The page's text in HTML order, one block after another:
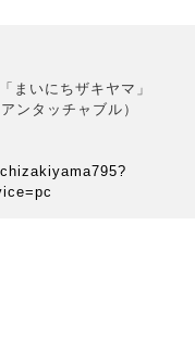
いにちザキヤマ」
ンタッチャブル）